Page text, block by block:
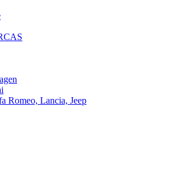
Romeo, Lancia, Jeep